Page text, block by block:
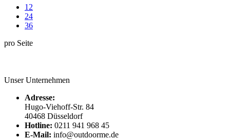
12
24
36
pro Seite
Unser Unternehmen
Adresse:
Hugo-Viehoff-Str. 84
40468 Düsseldorf
Hotline: 0211 941 968 45
E-Mail: info@outdoorme.de